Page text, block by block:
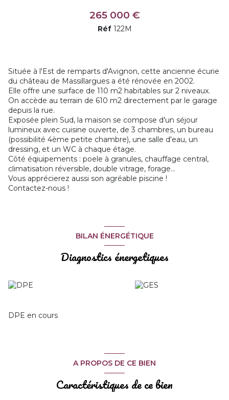
265 000 €
Réf 122M
Située à l'Est de remparts d'Avignon, cette ancienne écurie
du château de Massillargues a été rénovée en 2002.
Elle offre une surface de 110 m2 habitables sur 2 niveaux.
On accède au terrain de 610 m2 directement par le garage
depuis la rue.
Exposée plein Sud, la maison se compose d'un séjour
lumineux avec cuisine ouverte, de 3 chambres, un bureau
(possibilité 4ème petite chambre), une salle d'eau, un
dressing, et un WC à chaque étage.
Côté éqiuipements : poele à granules, chauffage central,
climatisation réversible, double vitrage, forage...
Vous apprécierez aussi son agréable piscine !
Contactez-nous !
BILAN ÉNERGÉTIQUE
Diagnostics énergetiques
DPE en cours
A PROPOS DE CE BIEN
Caractéristiques de ce bien